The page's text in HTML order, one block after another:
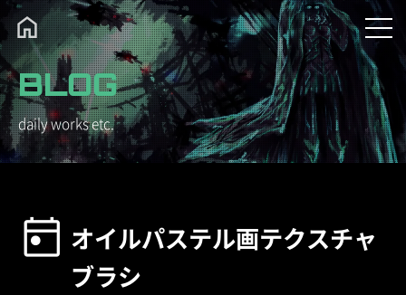
BLOG
daily works etc.
オイルパステル画テクスチャ
ブラシ